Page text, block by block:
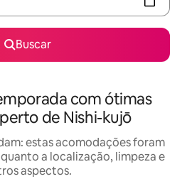
Buscar
com ótimas
de Nishi-kujō
estas acomodações foram
a localização, limpeza e
aspectos.